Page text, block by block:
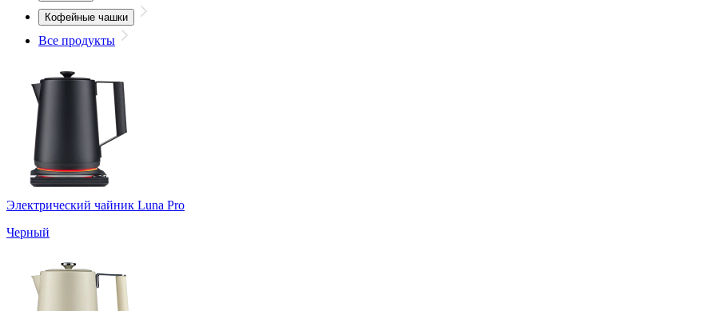
Кофейные чашки
Все продукты
Электрический чайник Luna Pro
Черный